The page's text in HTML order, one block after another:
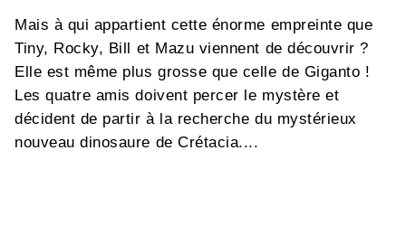
Mais à qui appartient cette énorme empreinte que
Tiny, Rocky, Bill et Mazu viennent de découvrir ?
Elle est même plus grosse que celle de Giganto !
Les quatre amis doivent percer le mystère et
décident de partir à la recherche du mystérieux
nouveau dinosaure de Crétacia....